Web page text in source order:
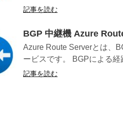
記事を読む
BGP 中継機 Azure
Azure Route Serverとは、
ービスです。 BGPによる経
記事を読む